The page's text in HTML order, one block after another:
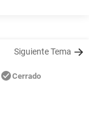
Siguiente Tema
Cerrado